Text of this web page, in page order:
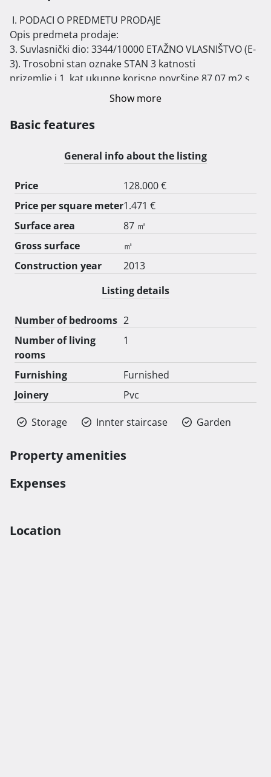
Opis predmeta prodaje:
3. Suvlasnički dio: 3344/10000 ETAŽNO VLASNIŠTVO (E-
3). Trosobni stan oznake STAN 3 katnosti
prizemlje i 1. kat ukupne korisne površine 87,07 m2 s
pripadajućim: parkirališno mjesto oznake P3 u
54,71 m2, u elaboratu označeno nebesko
II. NAČIN I UVJETI PRODAJE
Način prodaje :
Za predmet prodaje provodi se prva elektronička javna
dražba.
Prva elektronička javna dražba počinje 18.07.2025.g. u
15:00:00 sati.
Elektronička javna dražba završava 09.10.2025.g. u
09:59:59 sati.
Ponude se prikupljaju elektroničkim putem od
09.10.2025.g. u 09:59:59 sati.
Show more
Basic features
General info about the listing
Price
128.000 €
Price per square meter1.471 €
Surface area
87 ㎡
Gross surface
㎡
Construction year
2013
Listing details
Number of bedrooms 2
Number of living
rooms
1
Furnishing
Furnished
Joinery
Pvc
Storage Innter staircase Garden
Property amenities
Expenses
Location